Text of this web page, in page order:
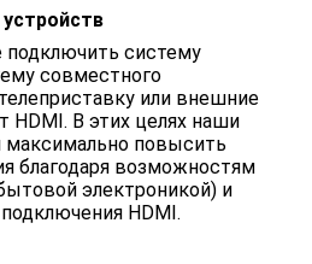
систему
совместного
или внешние
HDMI. В этих целях наши
повысить
благодаря возможностям
электроникой) и
HDMI.